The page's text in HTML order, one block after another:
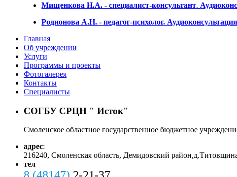
Мищенкова Н.А. - специалист-консультант.
Родионова А.Н. - педагог-психолог.
Главная
Об учреждении
Услуги
Программы и проекты
Фотогалерея
Контакты
Специалисты
СОГБУ СРЦН " Исток"
Смоленское областное государственное бюджетное
адрес:
216240, Смоленская область, Демидовский
тел